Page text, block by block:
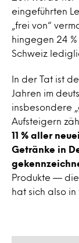
eingeführten
„frei von“
hingegen 24
Schweiz
In der Tat ist
Jahren im
insbesondere
Aufsteigern
11 % aller
Getränke in
Produkte — die
hat sich also